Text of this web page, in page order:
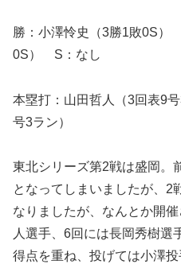
勝：小澤怜史（3勝1敗0S）
0S） S：なし
本塁打：山田哲人（3回表9
号3ラン）
東北シリーズ第2戦は盛岡。
となってしまいましたが、2
なりましたが、なんとか開
人選手、6回には長岡秀樹選
得点を重ね、投げては小澤